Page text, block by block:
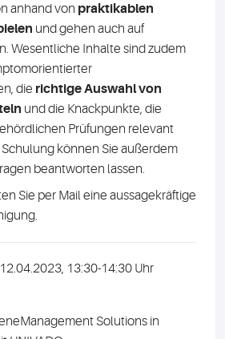
anhand von praktikablen
und gehen auch auf
Wesentliche Inhalte sind zudem
die richtige Auswahl von
und die Knackpunkte, die
Prüfungen relevant
können Sie außerdem
beantworten lassen.
Sie per Mail eine aussagekräftige
13:30-14:30 Uhr
Solutions in